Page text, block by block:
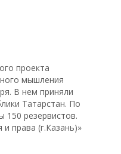
проекта
мышления
В нем приняли
Татарстан. По
150 резервистов.
права (г.Казань)»